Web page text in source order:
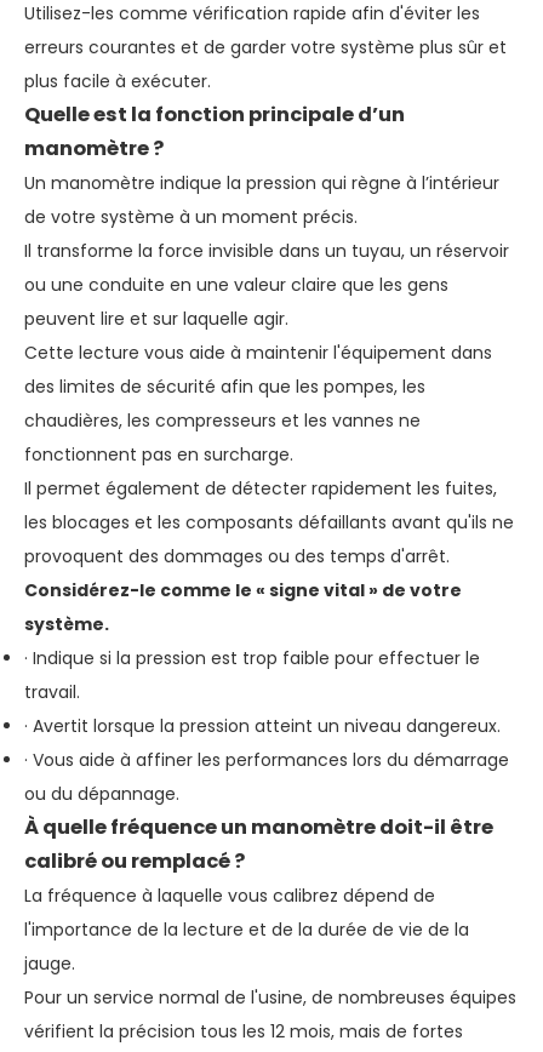
Utilisez-les comme vérification rapide afin d'éviter les
erreurs courantes et de garder votre système plus sûr et
plus facile à exécuter.
Quelle est la fonction principale d’un
manomètre ?
Un manomètre indique la pression qui règne à l’intérieur
de votre système à un moment précis.
Il transforme la force invisible dans un tuyau, un réservoir
ou une conduite en une valeur claire que les gens
peuvent lire et sur laquelle agir.
Cette lecture vous aide à maintenir l'équipement dans
des limites de sécurité afin que les pompes, les
chaudières, les compresseurs et les vannes ne
fonctionnent pas en surcharge.
Il permet également de détecter rapidement les fuites,
les blocages et les composants défaillants avant qu'ils ne
provoquent des dommages ou des temps d'arrêt.
Considérez-le comme le « signe vital » de votre
système.
· Indique si la pression est trop faible pour effectuer le
travail.
· Avertit lorsque la pression atteint un niveau dangereux.
· Vous aide à affiner les performances lors du démarrage
ou du dépannage.
À quelle fréquence un manomètre doit-il être
calibré ou remplacé ?
La fréquence à laquelle vous calibrez dépend de
l'importance de la lecture et de la durée de vie de la
jauge.
Pour un service normal de l'usine, de nombreuses équipes
vérifient la précision tous les 12 mois, mais de fortes